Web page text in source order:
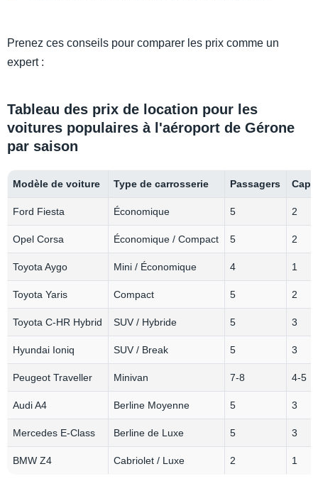
Prenez ces conseils pour comparer les prix comme un
expert :
Tableau des prix de location pour les
voitures populaires à l'aéroport de Gérone
par saison
Modèle de voiture Type de carrosserie Passagers
Ford Fiesta Économique 5 2
Opel Corsa Économique / Compact 5 2
Toyota Aygo Mini / Économique 4 1
Toyota Yaris Compact 5 2
Toyota C‑HR Hybrid SUV / Hybride 5 3
Hyundai Ioniq SUV / Break 5 3
Peugeot Traveller Minivan 7-8 4-5
Audi A4 Berline Moyenne 5 3
Mercedes E‑Class Berline de Luxe 5 3
BMW Z4 Cabriolet / Luxe 2 1